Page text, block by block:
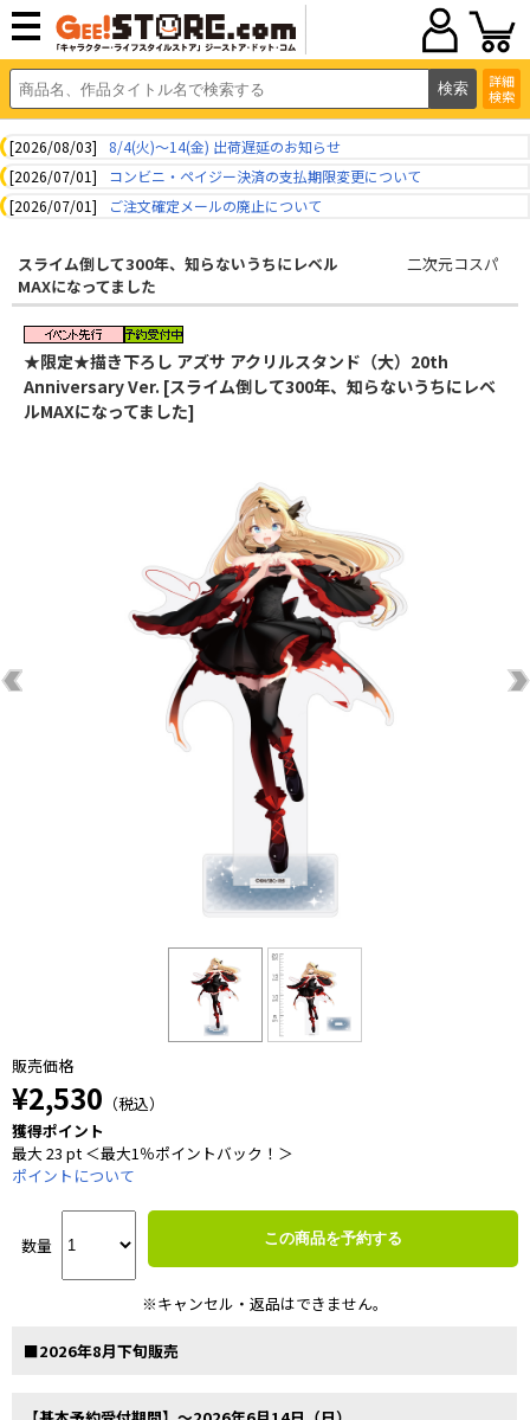
詳細
検索
[2026/08/03]
8/4(火)～14(金) 出荷遅延のお知らせ
[2026/07/01]
コンビニ・ペイジー決済の支払期限変更について
[2026/07/01]
ご注文確定メールの廃止について
スライム倒して300年、知らないうちにレベル
MAXになってました
二次元コスパ
★限定★描き下ろし アズサ アクリルスタンド（大）20th
Anniversary Ver. [スライム倒して300年、知らないうちにレベ
ルMAXになってました]
販売価格
¥2,530 （税込）
獲得ポイント
最大 23 pt ＜最大1％ポイントバック！＞
ポイントについて
数量 この商品を予約する
※キャンセル・返品はできません。
■2026年8月下旬販売